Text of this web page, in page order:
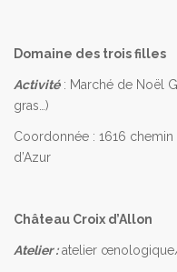
Domaine des trois filles
Activité: Marché de Noël
gras…)
Coordonnée : 1616
d’Azur
Château Croix d’Allon
Atelier :atelier